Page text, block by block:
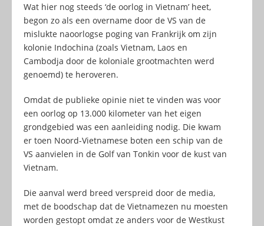
Wat hier nog steeds ‘de oorlog in Vietnam’ heet,
begon zo als een overname door de VS van de
mislukte naoorlogse poging van Frankrijk om zijn
kolonie Indochina (zoals Vietnam, Laos en
Cambodja door de koloniale grootmachten werd
genoemd) te heroveren.
Omdat de publieke opinie niet te vinden was voor
een oorlog op 13.000 kilometer van het eigen
grondgebied was een aanleiding nodig. Die kwam
er toen Noord-Vietnamese boten een schip van de
VS aanvielen in de Golf van Tonkin voor de kust van
Vietnam.
Die aanval werd breed verspreid door de media,
met de boodschap dat de Vietnamezen nu moesten
worden gestopt omdat ze anders voor de Westkust